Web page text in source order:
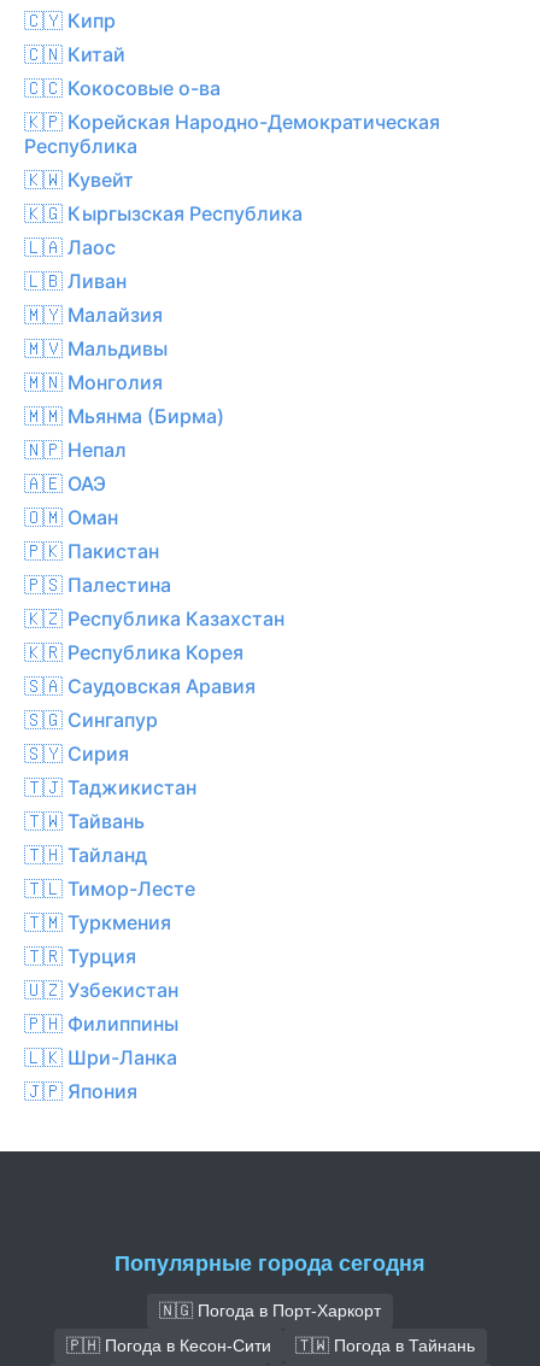
🇨🇾 Кипр
🇨🇳 Китай
🇨🇨 Кокосовые о-ва
🇰🇵 Корейская Народно-Демократическая
Республика
🇰🇼 Кувейт
🇰🇬 Кыргызская Республика
🇱🇦 Лаос
🇱🇧 Ливан
🇲🇾 Малайзия
🇲🇻 Мальдивы
🇲🇳 Монголия
🇲🇲 Мьянма (Бирма)
🇳🇵 Непал
🇦🇪 ОАЭ
🇴🇲 Оман
🇵🇰 Пакистан
🇵🇸 Палестина
🇰🇿 Республика Казахстан
🇰🇷 Республика Корея
🇸🇦 Саудовская Аравия
🇸🇬 Сингапур
🇸🇾 Сирия
🇹🇯 Таджикистан
🇹🇼 Тайвань
🇹🇭 Тайланд
🇹🇱 Тимор-Лесте
🇹🇲 Туркмения
🇹🇷 Турция
🇺🇿 Узбекистан
🇵🇭 Филиппины
🇱🇰 Шри-Ланка
🇯🇵 Япония
Популярные города сегодня
🇳🇬 Погода в Порт-Харкорт
🇵🇭 Погода в Кесон-Сити
🇹🇼 Погода в Тайнань